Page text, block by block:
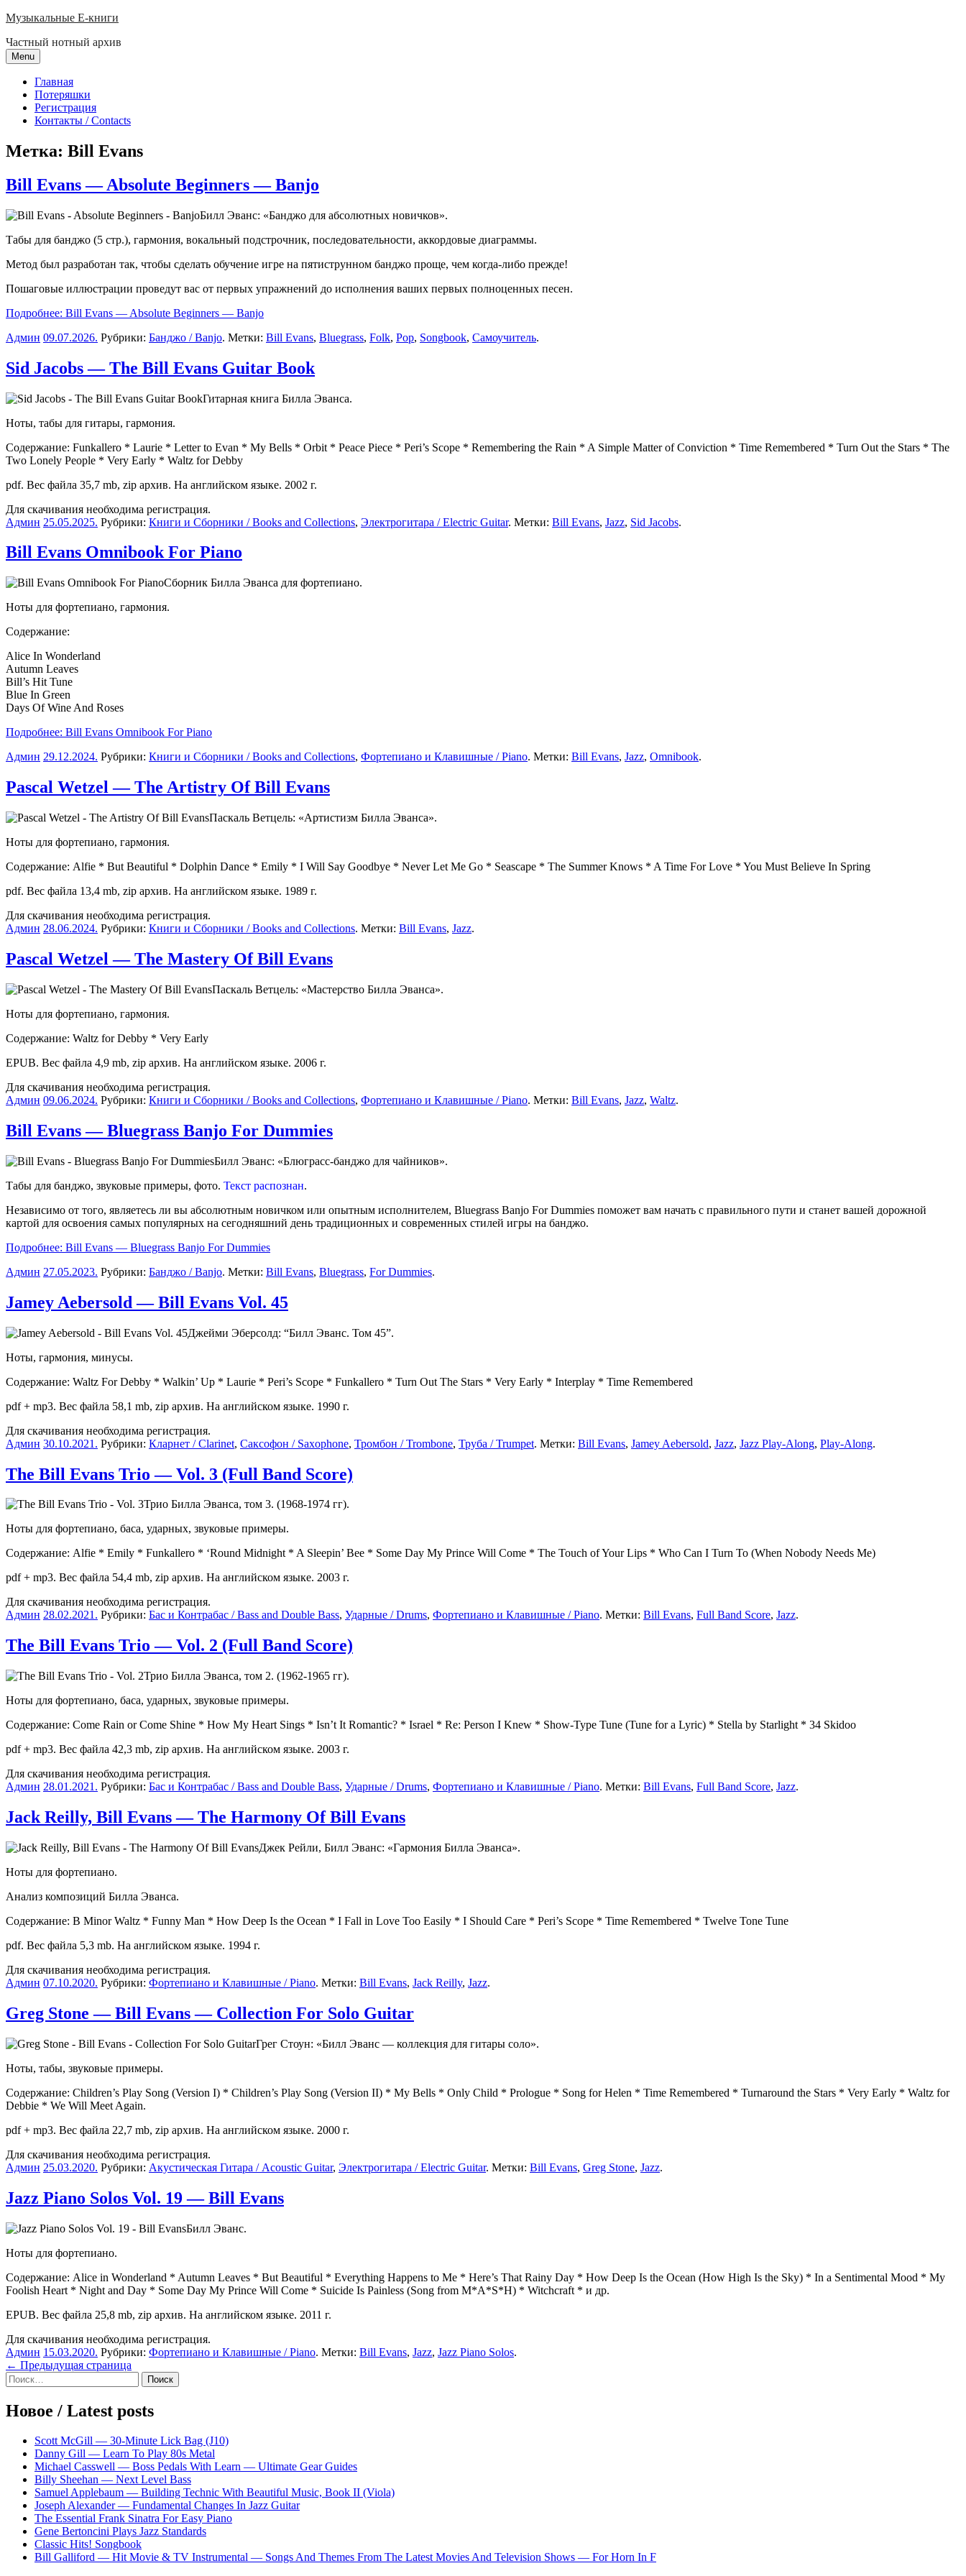
Skip
content
Музыкальные E-книги
Частный нотный архив
Menu
Главная
Потеряшки
Регистрация
Контакты / Contacts
Метка: Bill Evans
Bill Evans — Absolute Beginners — Banjo
Билл Эванс: «Банджо для абсолютных новичков».
Табы для банджо (5 стр.), гармония, вокальный подстрочник, последовательности, аккордовые диаграммы.
Метод был разработан так, чтобы сделать обучение игре на пятиструнном банджо проще, чем когда-либо прежде!
Пошаговые иллюстрации проведут вас от первых упражнений до исполнения ваших первых полноценных песен.
Подробнее: Bill Evans — Absolute Beginners — Banjo
Админ 09.07.2026. Рубрики: Банджо / Banjo. Метки: Bill Evans, Bluegrass, Folk, Pop, Songbook, Самоучитель.
Sid Jacobs — The Bill Evans Guitar Book
Гитарная книга Билла Эванса.
Ноты, табы для гитары, гармония.
Содержание: Funkallero * Laurie * Letter to Evan * My Bells * Orbit * Peace Piece * Peri’s Scope * Remembering the Rain * A Simple Matter of Conviction * Time Remembered * Turn Out the Stars * The
Two Lonely People * Very Early * Waltz for Debby
pdf. Вес файла 35,7 mb, zip архив. На английском языке. 2002 г.
Для скачивания необходима регистрация.
Админ 25.05.2025. Рубрики: Книги и Сборники / Books and Collections, Электрогитара / Electric Guitar. Метки: Bill Evans, Jazz, Sid Jacobs.
Bill Evans Omnibook For Piano
Сборник Билла Эванса для фортепиано.
Ноты для фортепиано, гармония.
Содержание:
Alice In Wonderland
Autumn Leaves
Bill’s Hit Tune
Blue In Green
Days Of Wine And Roses
Подробнее: Bill Evans Omnibook For Piano
Админ 29.12.2024. Рубрики: Книги и Сборники / Books and Collections, Фортепиано и Клавишные / Piano. Метки: Bill Evans, Jazz, Omnibook.
Pascal Wetzel — The Artistry Of Bill Evans
Паскаль Ветцель: «Артистизм Билла Эванса».
Ноты для фортепиано, гармония.
Содержание: Alfie * But Beautiful * Dolphin Dance * Emily * I Will Say Goodbye * Never Let Me Go * Seascape * The Summer Knows * A Time For Love * You Must Believe In Spring
pdf. Вес файла 13,4 mb, zip архив. На английском языке. 1989 г.
Для скачивания необходима регистрация.
Админ 28.06.2024. Рубрики: Книги и Сборники / Books and Collections. Метки: Bill Evans, Jazz.
Pascal Wetzel — The Mastery Of Bill Evans
Паскаль Ветцель: «Мастерство Билла Эванса».
Ноты для фортепиано, гармония.
Содержание: Waltz for Debby * Very Early
EPUB. Вес файла 4,9 mb, zip архив. На английском языке. 2006 г.
Для скачивания необходима регистрация.
Админ 09.06.2024. Рубрики: Книги и Сборники / Books and Collections, Фортепиано и Клавишные / Piano. Метки: Bill Evans, Jazz, Waltz.
Bill Evans — Bluegrass Banjo For Dummies
Билл Эванс: «Блюграсс-банджо для чайников».
Табы для банджо, звуковые примеры, фото. Текст распознан.
Независимо от того, являетесь ли вы абсолютным новичком или опытным исполнителем, Bluegrass Banjo For Dummies поможет вам начать с правильного пути и станет вашей дорожной
картой для освоения самых популярных на сегодняшний день традиционных и современных стилей игры на банджо.
Подробнее: Bill Evans — Bluegrass Banjo For Dummies
Админ 27.05.2023. Рубрики: Банджо / Banjo. Метки: Bill Evans, Bluegrass, For Dummies.
Jamey Aebersold — Bill Evans Vol. 45
Джейми Эберсолд: “Билл Эванс. Том 45”.
Ноты, гармония, минусы.
Содержание: Waltz For Debby * Walkin’ Up * Laurie * Peri’s Scope * Funkallero * Turn Out The Stars * Very Early * Interplay * Time Remembered
pdf + mp3. Вес файла 58,1 mb, zip архив. На английском языке. 1990 г.
Для скачивания необходима регистрация.
Админ 30.10.2021 . Рубрики: Кларнет / Clarinet, Саксофон / Saxophone, Тромбон / Trombone, Труба / Trumpet. Метки: Bill Evans, Jamey Aebersold, Jazz, Jazz Play-Along, Play-Along.
The Bill Evans Trio — Vol. 3 (Full Band Score)
Трио Билла Эванса, том 3. (1968-1974 гг).
Ноты для фортепиано, баса, ударных, звуковые примеры.
Содержание: Alfie * Emily * Funkallero * ‘Round Midnight * A Sleepin’ Bee * Some Day My Prince Will Come * The Touch of Your Lips * Who Can I Turn To (When Nobody Needs Me)
pdf + mp3. Вес файла 54,4 mb, zip архив. На английском языке. 2003 г.
Для скачивания необходима регистрация.
Админ 28.02.2021. Рубрики: Бас и Контрабас / Bass and Double Bass, Ударные / Drums, Фортепиано и Клавишные / Piano. Метки: Bill Evans, Full Band Score, Jazz.
The Bill Evans Trio — Vol. 2 (Full Band Score)
Трио Билла Эванса, том 2. (1962-1965 гг).
Ноты для фортепиано, баса, ударных, звуковые примеры.
Содержание: Come Rain or Come Shine * How My Heart Sings * Isn’t It Romantic? * Israel * Re: Person I Knew * Show-Type Tune (Tune for a Lyric) * Stella by Starlight * 34 Skidoo
pdf + mp3. Вес файла 42,3 mb, zip архив. На английском языке. 2003 г.
Для скачивания необходима регистрация.
Админ 28.01.2021 . Рубрики: Бас и Контрабас / Bass and Double Bass, Ударные / Drums, Фортепиано и Клавишные / Piano. Метки: Bill Evans, Full Band Score, Jazz.
Jack Reilly, Bill Evans — The Harmony Of Bill Evans
Джек Рейли, Билл Эванс: «Гармония Билла Эванса».
Ноты для фортепиано.
Анализ композиций Билла Эванса.
Содержание: B Minor Waltz * Funny Man * How Deep Is the Ocean * I Fall in Love Too Easily * I Should Care * Peri’s Scope * Time Remembered * Twelve Tone Tune
pdf. Вес файла 5,3 mb. На английском языке. 1994 г.
Для скачивания необходима регистрация.
Админ 07.10.2020. Рубрики: Фортепиано и Клавишные / Piano. Метки: Bill Evans, Jack Reilly, Jazz.
Greg Stone — Bill Evans — Collection For Solo Guitar
Грег Стоун: «Билл Эванс — коллекция для гитары соло».
Ноты, табы, звуковые примеры.
Содержание: Children’s Play Song (Version I) * Children’s Play Song (Version II) * My Bells * Only Child * Prologue * Song for Helen * Time Remembered * Turnaround the Stars * Very Early * Waltz for
Debbie * We Will Meet Again.
pdf + mp3. Вес файла 22,7 mb, zip архив. На английском языке. 2000 г.
Для скачивания необходима регистрация.
Админ 25.03.2020. Рубрики: Акустическая Гитара / Acoustic Guitar, Электрогитара / Electric Guitar. Метки: Bill Evans, Greg Stone, Jazz.
Jazz Piano Solos Vol. 19 — Bill Evans
Билл Эванс.
Ноты для фортепиано.
Содержание: Alice in Wonderland * Autumn Leaves * But Beautiful * Everything Happens to Me * Here’s That Rainy Day * How Deep Is the Ocean (How High Is the Sky) * In a Sentimental Mood * My
Foolish Heart * Night and Day * Some Day My Prince Will Come * Suicide Is Painless (Song from M*A*S*H) * Witchcraft * и др.
EPUB. Вес файла 25,8 mb, zip архив. На английском языке. 2011 г.
Для скачивания необходима регистрация.
Админ 15.03.2020. Рубрики: Фортепиано и Клавишные / Piano. Метки: Bill Evans, Jazz, Jazz Piano Solos.
Навигация
по
записям
← Предыдущая страница
Sidebar
Найти:
Новое / Latest posts
Scott McGill — 30-Minute Lick Bag (J10)
Danny Gill — Learn To Play 80s Metal
Michael Casswell — Boss Pedals With Learn — Ultimate Gear Guides
Billy Sheehan — Next Level Bass
Samuel Applebaum — Building Technic With Beautiful Music, Book II (Viola)
Joseph Alexander — Fundamental Changes In Jazz Guitar
The Essential Frank Sinatra For Easy Piano
Gene Bertoncini Plays Jazz Standards
Classic Hits! Songbook
Bill Galliford — Hit Movie & TV Instrumental — Songs And Themes From The Latest Movies And Television Shows — For Horn In F